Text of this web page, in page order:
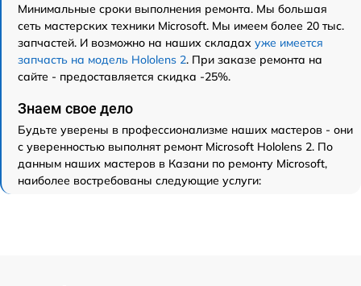
Минимальные сроки выполнения ремонта. Мы большая
сеть мастерских техники Microsoft. Мы имеем более 20 тыс.
запчастей. И возможно на наших складах уже имеется
запчасть на модель Hololens 2. При заказе ремонта на
сайте - предоставляется скидка -25%.
Знаем свое дело
Будьте уверены в профессионализме наших мастеров - они
с уверенностью выполнят ремонт Microsoft Hololens 2. По
данным наших мастеров в Казани по ремонту Microsoft,
наиболее востребованы следующие услуги: